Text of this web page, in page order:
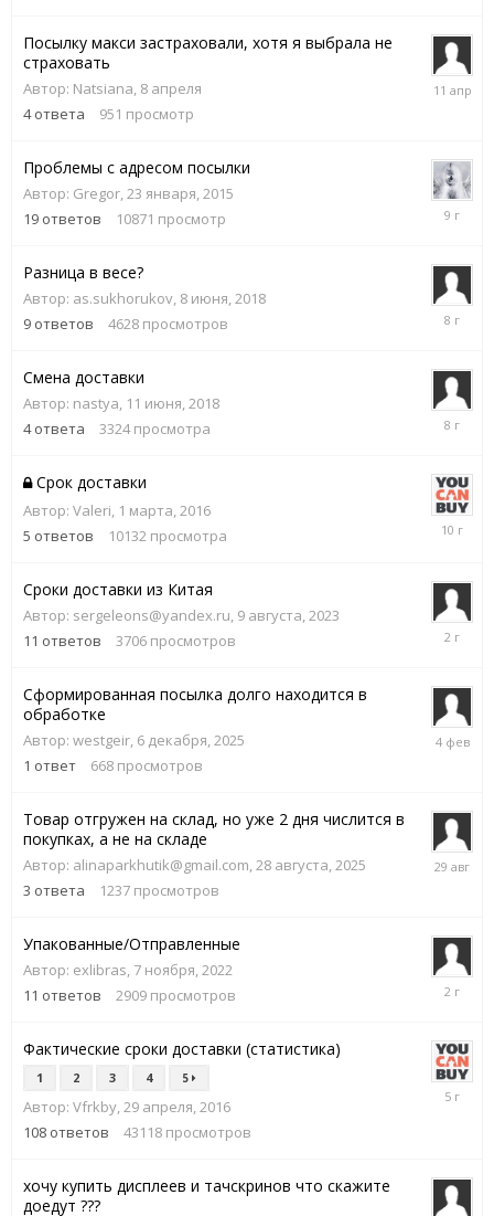
Посылку макси застраховали, хотя я выбрала не
страховать
Автор: Natsiana, 8 апреля
4 ответа 951 просмотр
11
апреля
Проблемы с адресом посылки
Автор: Gregor,23 января, 2015
19 ответов 10871 просмотр
27
Разница в весе?
Автор: as.sukhorukov, 8 июня, 2018
9 ответов 4628 просмотров
Смена доставки
Автор: nastya, 11 июня, 2018
4 ответа 3324 просмотра
12
Срок доставки
Автор: Valeri, 1 марта, 2016
5 ответов 10132 просмотра
Сроки доставки из Китая
Автор: sergeleons@yandex.ru, 9 августа, 2023
11 ответов 3706 просмотров
Сформированная посылка долго находится в
обработке
Автор: westgeir, 6 декабря, 2025
1 ответ 668 просмотров
4
февраля
Товар отгружен на склад, но уже 2 дня числится в
покупках, а не на складе
Автор: alinaparkhutik@gmail.com,28 августа, 2025
3 ответа 1237 просмотров
29
Упакованные/Отправленные
Автор: exlibras, 7 ноября, 2022
11 ответов 2909 просмотров
Фактические сроки доставки (статистика)
1 2 3 4 5
Автор: Vfrkby,29 апреля, 2016
108 ответов 43118 просмотров
хочу купить дисплеев и тачскринов что скажите
доедут ???